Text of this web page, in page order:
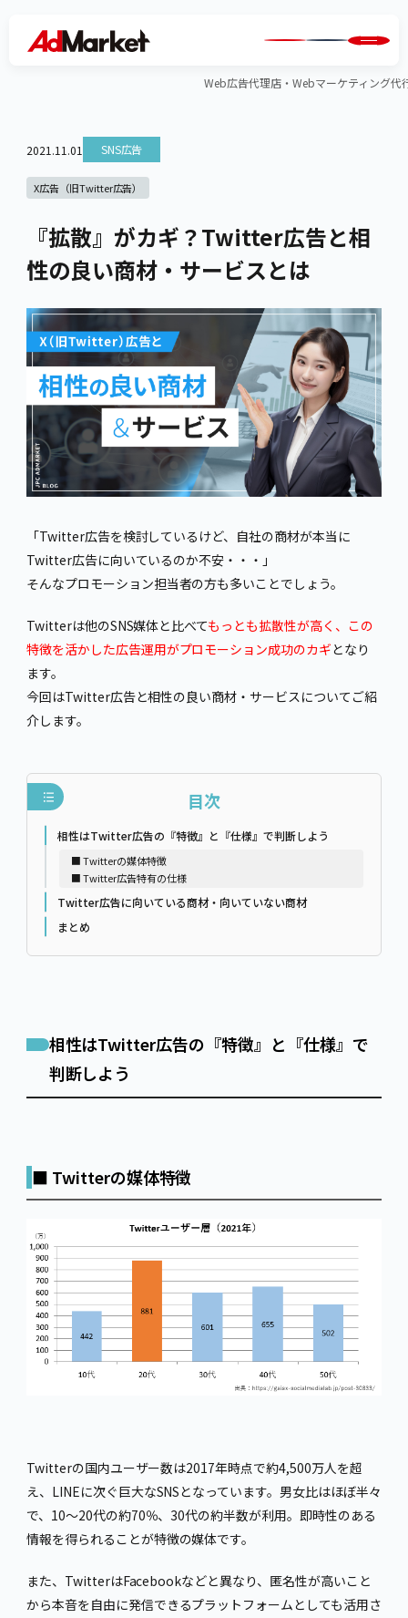
Web広告代理店・Webマーケティング代
2021.11.01 SNS広告
X広告（旧Twitter広告）
『拡散』がカギ？Twitter広告と相
性の良い商材・サービスとは
「Twitter広告を検討しているけど、自社の商材が本当に
Twitter広告に向いているのか不安・・・」
そんなプロモーション担当者の方も多いことでしょう。
Twitterは他のSNS媒体と比べてもっとも拡散性が高く、この
特徴を活かした広告運用がプロモーション成功のカギとなり
ます。
今回はTwitter広告と相性の良い商材・サービスについてご紹
介します。
目次
相性はTwitter広告の『特徴』と『仕様』で判断しよう
■ Twitterの媒体特徴
■ Twitter広告特有の仕様
Twitter広告に向いている商材・向いていない商材
まとめ
相性はTwitter広告の『特徴』と『仕様』で
判断しよう
■ Twitterの媒体特徴
Twitterの国内ユーザー数は2017年時点で約4,500万人を超
え、LINEに次ぐ巨大なSNSとなっています。男女比はほぼ半々
で、10～20代の約70％、30代の約半数が利用。即時性のある
情報を得られることが特徴の媒体です。
また、TwitterはFacebookなどと異なり、匿名性が高いこと
から本音を自由に発信できるプラットフォームとしても活用さ